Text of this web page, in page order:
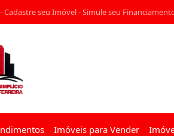
-Cadastre seu Imóvel-Simule seu
Imóveis para Vender